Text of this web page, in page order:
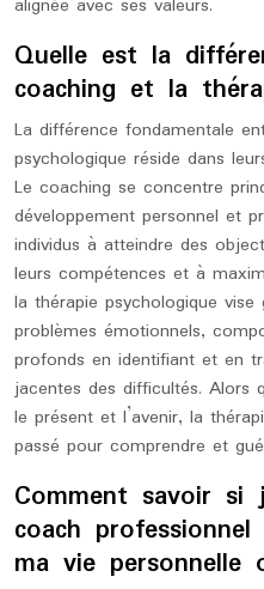
alignée avec ses valeurs.
Quelle est la
coaching et la
La différence fondamentale
psychologique réside dans
Le coaching se concentre
développement personnel et
individus à atteindre des
leurs compétences et à
la thérapie psychologique
problèmes émotionnels,
profonds en identifiant et en
jacentes des difficultés. Alors
le présent et l’avenir, la
passé pour comprendre et
Comment savoir si
coach
ma vie personnelle